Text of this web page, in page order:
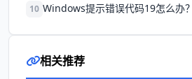
10 Windows提示错误代码19怎么办
相关推荐